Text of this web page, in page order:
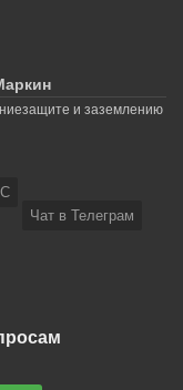
и заземлению
Чат в Телеграм